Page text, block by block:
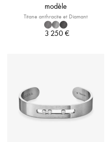
modèle
Titane anthracite et Diamant
3 250 €